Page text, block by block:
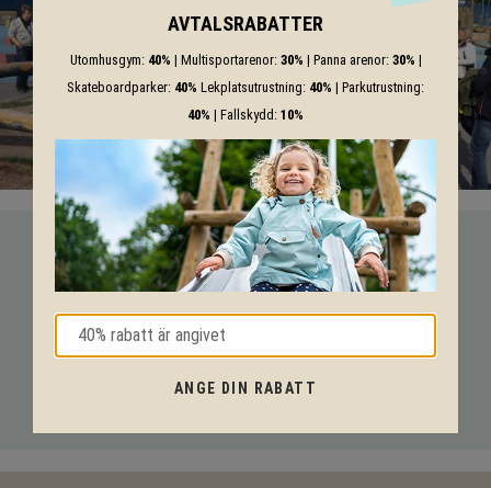
VI HJÄLPER DIG HELA VÄGEN!
Med vår mångåriga kunskap från produkter till säkerhet och
tekniska lösningar så hjälper vi dig igenom hela projektet.
AVTALSRABATTER
Utomhusgym: 40% | Multisportarenor: 30% | Panna arenor: 30% |
Skateboardparker: 40% Lekplatsutrustning: 40% | Parkutrustning:
40% | Fallskydd: 10%
ANGE DIN RABATT